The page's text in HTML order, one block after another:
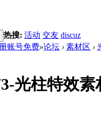
热搜: 活动 交友 discuz
账号免费»论坛 › 素材区 ›
光柱特效素